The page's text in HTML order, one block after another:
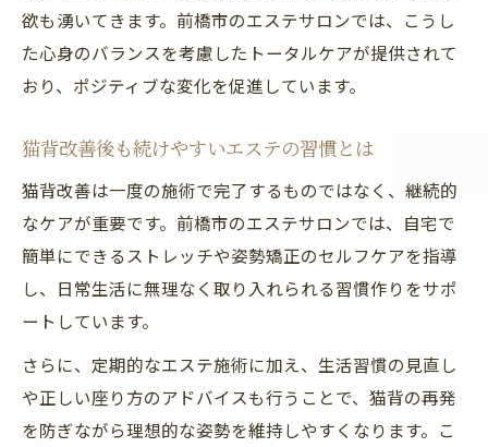
欲も湧いてきます。前橋市のエステサロンでは、こうし
た心身のバランスを考慮したトータルケアが提供されて
おり、ポジティブな変化を促進しています。
猫背改善後も続けやすいエステの習慣とは
猫背改善は一度の施術で完了するものではなく、継続的
なケアが重要です。前橋市のエステサロンでは、自宅で
簡単にできるストレッチや姿勢矯正のセルフケアを指導
し、日常生活に無理なく取り入れられる習慣作りをサポ
ートしています。
さらに、定期的なエステ施術に加え、生活習慣の見直し
や正しい座り方のアドバイスも行うことで、猫背の再発
を防ぎながら理想的な姿勢を維持しやすくなります。こ